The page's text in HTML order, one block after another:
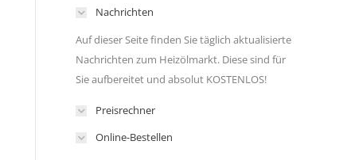
Nachrichten
Auf dieser Seite finden Sie täglich aktualisierte
Nachrichten zum Heizölmarkt. Diese sind für
Sie aufbereitet und absolut KOSTENLOS!
Preisrechner
Online-Bestellen